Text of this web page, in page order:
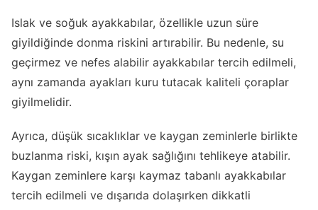
Islak ve soğuk ayakkabılar, özellikle uzun süre
giyildiğinde donma riskini artırabilir. Bu nedenle, su
geçirmez ve nefes alabilir ayakkabılar tercih edilmeli,
aynı zamanda ayakları kuru tutacak kaliteli çoraplar
giyilmelidir.
Ayrıca, düşük sıcaklıklar ve kaygan zeminlerle birlikte
buzlanma riski, kışın ayak sağlığını tehlikeye atabilir.
Kaygan zeminlere karşı kaymaz tabanlı ayakkabılar
tercih edilmeli ve dışarıda dolaşırken dikkatli